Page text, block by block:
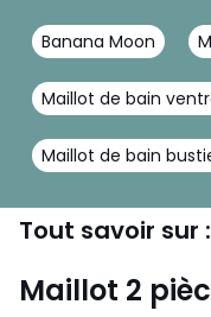
Banana Moon
Maillot de bain
Maillot de bain
Tout savoir sur :
Maillot 2